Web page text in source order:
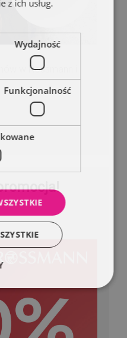
w Rossmann i
z ich usług.
Wydajność
Funkcjonalność